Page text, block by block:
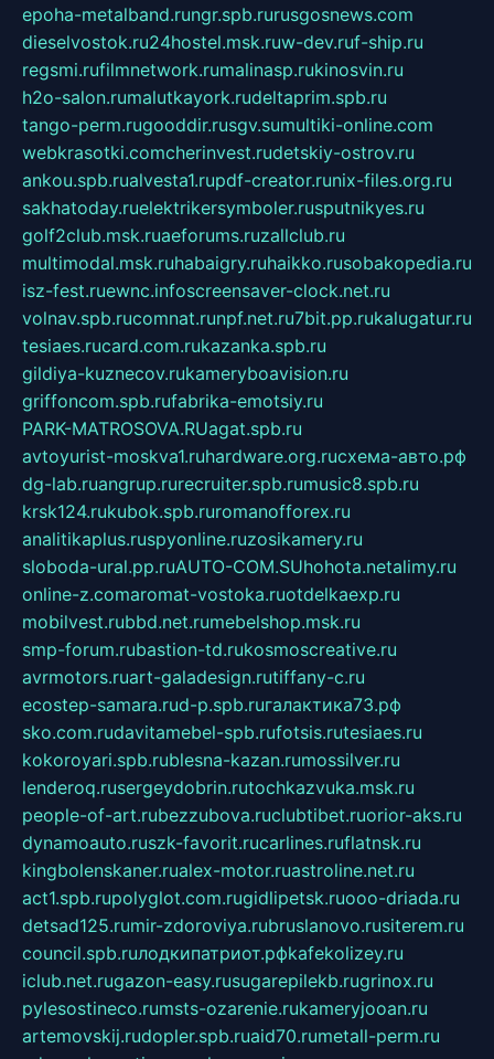
epoha-metalband.rungr.spb.rurusgosnews.com
dieselvostok.ru24hostel.msk.ruw-dev.ruf-ship.ru
regsmi.rufilmnetwork.rumalinasp.rukinosvin.ru
h2o-salon.rumalutkayork.rudeltaprim.spb.ru
tango-perm.rugooddir.rusgv.sumultiki-online.com
webkrasotki.comcherinvest.rudetskiy-ostrov.ru
ankou.spb.rualvesta1.rupdf-creator.runix-files.org.ru
sakhatoday.ruelektrikersymboler.rusputnikyes.ru
golf2club.msk.ruaeforums.ruzallclub.ru
multimodal.msk.ruhabaigry.ruhaikko.rusobakopedia.ru
isz-fest.ruewnc.infoscreensaver-clock.net.ru
volnav.spb.rucomnat.runpf.net.ru7bit.pp.rukalugatur.ru
tesiaes.rucard.com.rukazanka.spb.ru
gildiya-kuznecov.rukameryboavision.ru
griffoncom.spb.rufabrika-emotsiy.ru
PARK-MATROSOVA.RUagat.spb.ru
avtoyurist-moskva1.ruhardware.org.ruсхема-авто.рф
dg-lab.ruangrup.rurecruiter.spb.rumusic8.spb.ru
krsk124.rukubok.spb.ruromanofforex.ru
analitikaplus.ruspyonline.ruzosikamery.ru
sloboda-ural.pp.ruAUTO-COM.SUhohota.netalimy.ru
online-z.comaromat-vostoka.ruotdelkaexp.ru
mobilvest.rubbd.net.rumebelshop.msk.ru
smp-forum.rubastion-td.rukosmoscreative.ru
avrmotors.ruart-galadesign.rutiffany-c.ru
ecostep-samara.rud-p.spb.ruгалактика73.рф
sko.com.rudavitamebel-spb.rufotsis.rutesiaes.ru
kokoroyari.spb.rublesna-kazan.rumossilver.ru
lenderoq.rusergeydobrin.rutochkazvuka.msk.ru
people-of-art.rubezzubova.ruclubtibet.ruorior-aks.ru
dynamoauto.ruszk-favorit.rucarlines.ruflatnsk.ru
kingbolenskaner.rualex-motor.ruastroline.net.ru
act1.spb.rupolyglot.com.rugidlipetsk.ruooo-driada.ru
detsad125.rumir-zdoroviya.rubruslanovo.rusiterem.ru
council.spb.ruлодкипатриот.рфkafekolizey.ru
iclub.net.rugazon-easy.rusugarepilekb.rugrinox.ru
pylesostineco.rumsts-ozarenie.rukameryjooan.ru
artemovskij.rudopler.spb.ruaid70.rumetall-perm.ru